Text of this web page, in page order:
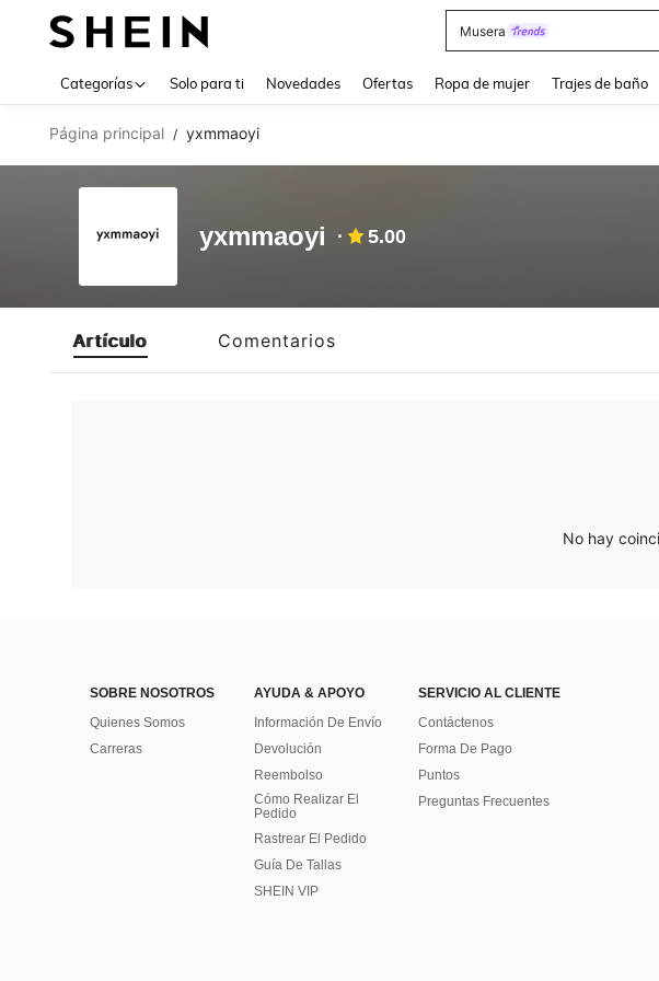
Musera
Categorías Solo para ti Novedades Ofertas Ropa de mujer Trajes de baño
Página principal / yxmmaoyi
yxmmaoyi 5.00
Artículo Comentarios
No hay
SOBRE NOSOTROS
Quienes Somos
Carreras
AYUDA & APOYO
Información De Envío
Devolución
Reembolso
Cómo Realizar El
Pedido
Rastrear El Pedido
Guía De Tallas
SHEIN VIP
SERVICIO AL CLIENTE
Contáctenos
Forma De Pago
Puntos
Preguntas Frecuentes